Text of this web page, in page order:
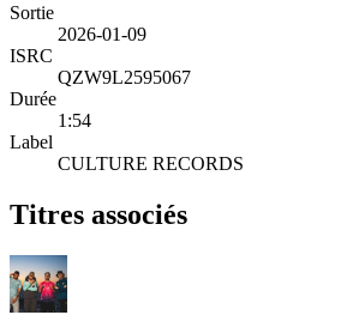
Sortie
2026-01-09
ISRC
QZW9L2595067
Durée
1:54
Label
CULTURE RECORDS
Titres associés